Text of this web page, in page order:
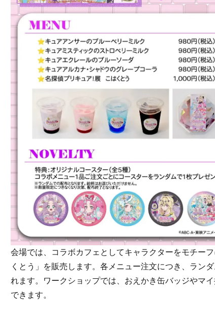
会場では、コラボカフェとしてキャラクターをモチー
くとう」を販売します。各メニュー注文につき、ラン
れます。ワークショップでは、おえかき缶バッジやマ
できます。